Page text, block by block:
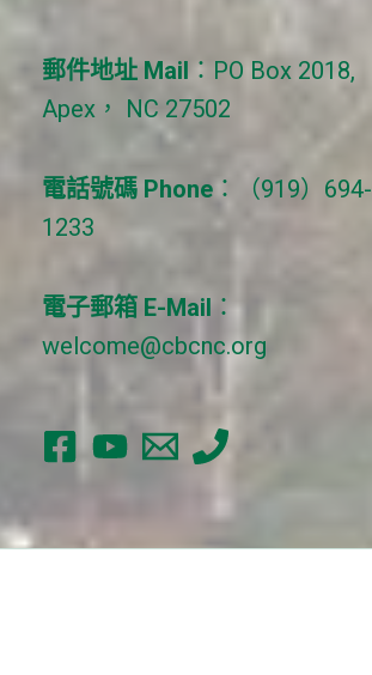
郵件地址 Mail ：PO Box 2018,
Apex， NC 27502
電話號碼 Phone ：（919）694-
1233
電子郵箱 E-Mail ：
welcome@cbcnc.org